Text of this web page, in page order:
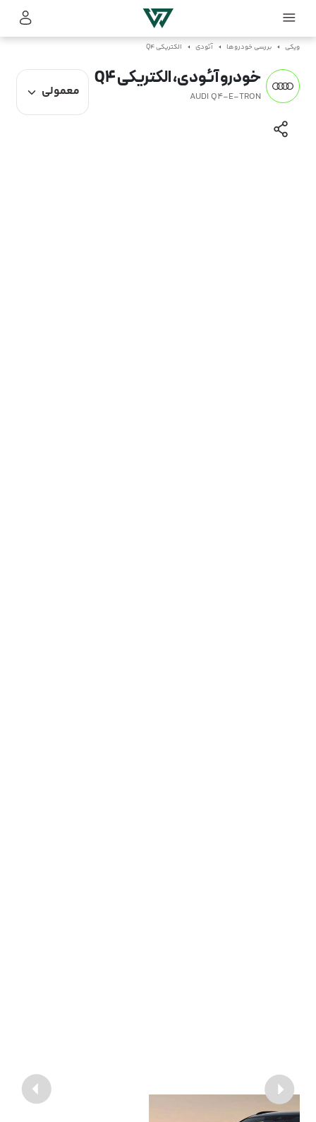
ویکی بررسی خودروها آئودی الکتریکی Q4
خودرو آئودی، الکتریکی Q4
AUDI Q4-E-TRON